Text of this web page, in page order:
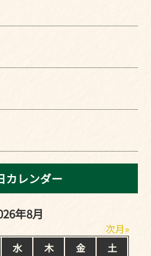
カレンダー
年8月
次月
水 木 金 土